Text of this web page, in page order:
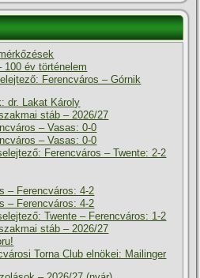
100 év történelem
Ferencváros – Górnik
dr. Lakat Károly
stáb – 2026/27
– Vasas: 0-0
– Vasas: 0-0
Ferencváros – Twente: 2-2
– Ferencváros: 4-2
– Ferencváros: 4-2
Twente – Ferencváros: 1-2
stáb – 2026/27
Torna Club elnökei: Mailinger